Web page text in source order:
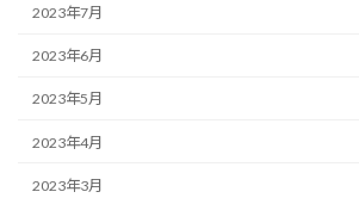
2023年7月
2023年6月
2023年5月
2023年4月
2023年3月